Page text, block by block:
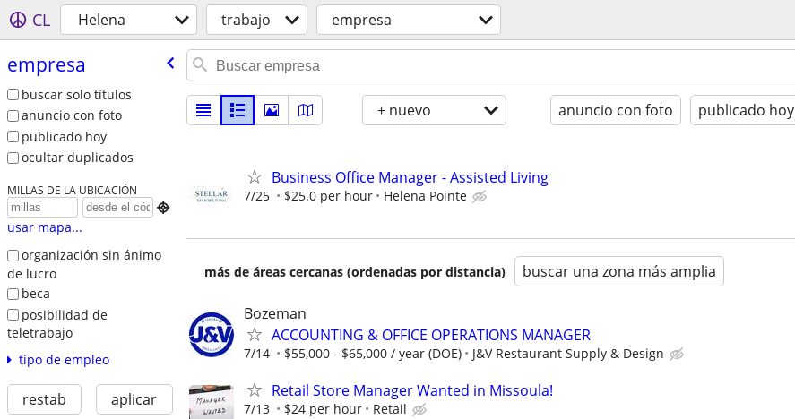
CL Helena trabajo empresa
empresa
buscar solo títulos
anuncio con foto
publicado hoy
ocultar duplicados
MILLAS DE LA UBICACIÓN

usar mapa...
organización sin ánimo
de lucro
beca
posibilidad de
teletrabajo
tipo de empleo
restab aplicar
+ nuevo anuncio con foto publicado hoy
Business Office Manager - Assisted Living
7/25 $25.0 per hour Helena Pointe
más de áreas cercanas (ordenadas por distancia) buscar una zona más amplia
Bozeman
ACCOUNTING & OFFICE OPERATIONS MANAGER
7/14 $55,000 - $65,000 / year (DOE) J&V Restaurant Supply & Design
Retail Store Manager Wanted in Missoula!
7/13 $24 per hour Retail